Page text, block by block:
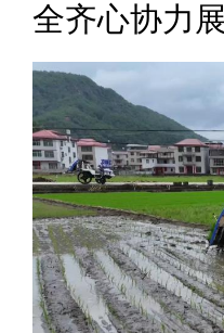
全齐心协力